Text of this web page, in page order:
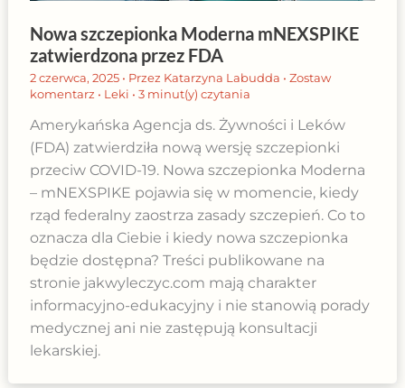
Nowa szczepionka Moderna mNEXSPIKE
zatwierdzona przez FDA
2 czerwca, 2025 • Przez Katarzyna Labudda • Zostaw
komentarz • Leki • 3 minut(y) czytania
Amerykańska Agencja ds. Żywności i Leków
(FDA) zatwierdziła nową wersję szczepionki
przeciw COVID-19. Nowa szczepionka Moderna
– mNEXSPIKE pojawia się w momencie, kiedy
rząd federalny zaostrza zasady szczepień. Co to
oznacza dla Ciebie i kiedy nowa szczepionka
będzie dostępna? Treści publikowane na
stronie jakwyleczyc.com mają charakter
informacyjno-edukacyjny i nie stanowią porady
medycznej ani nie zastępują konsultacji
lekarskiej.